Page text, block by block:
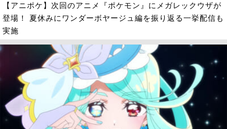
【アニポケ】次回のアニメ『ポケモン』にメガレックウザが
登場！ 夏休みにワンダーボヤージュ編を振り返る一挙配信も
実施